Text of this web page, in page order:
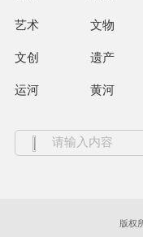
艺术 文物
文创 遗产
运河 黄河
版权